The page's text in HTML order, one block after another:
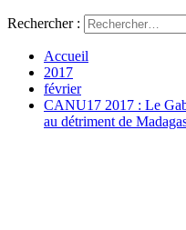
Rechercher :
Accueil
2017
février
CANU17 2017 : Le
au détriment de